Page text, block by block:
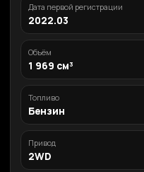
Дата первой регистрации
2022.03
Объём
1 969 см³
Топливо
Бензин
Привод
2WD